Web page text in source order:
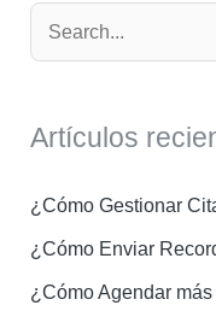
c
Artículos
¿Cómo Gestionar
¿Cómo Enviar
¿Cómo Agendar